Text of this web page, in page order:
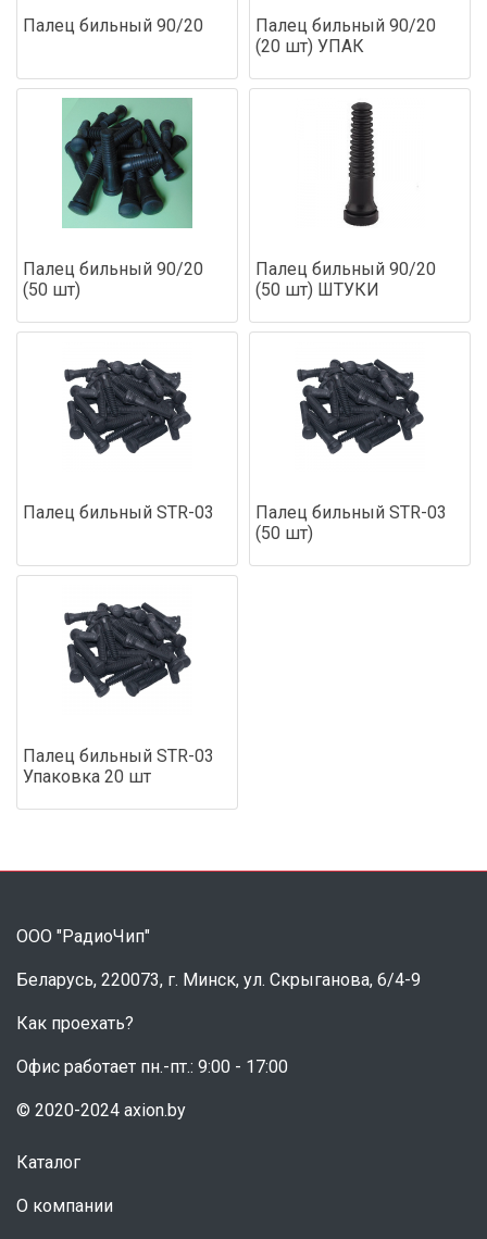
Палец бильный 90/20
Палец бильный 90/20
(20 шт) УПАК
Палец бильный 90/20
(50 шт)
Палец бильный 90/20
(50 шт) ШТУКИ
Палец бильный STR-03
Палец бильный STR-03
(50 шт)
Палец бильный STR-03
Упаковка 20 шт
ООО "РадиоЧип"
Беларусь, 220073, г. Минск, ул. Скрыганова, 6/4-9
Как проехать?
Офис работает пн.-пт.: 9:00 - 17:00
© 2020-2024 axion.by
Каталог
О компании